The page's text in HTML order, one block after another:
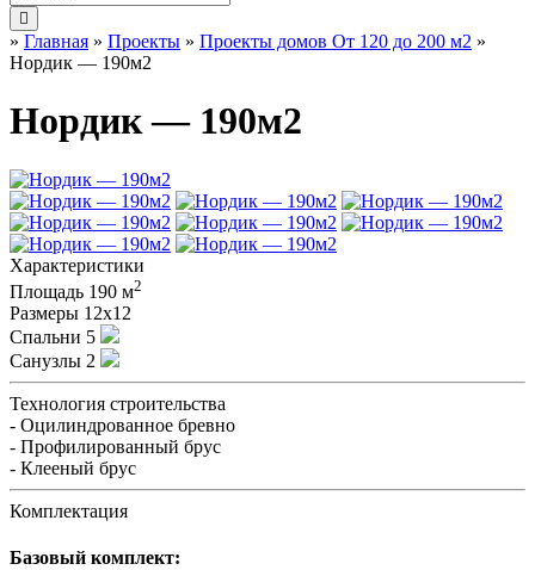
» Главная » Проекты » Проекты домов От 120 до 200 м2 »
Нордик — 190м2
Нордик — 190м2
Характеристики
Площадь 190 м2
Размеры 12х12
Спальни 5
Санузлы 2
Технология строительства
- Оцилиндрованное бревно
- Профилированный брус
- Клееный брус
Комплектация
Базовый комплект: